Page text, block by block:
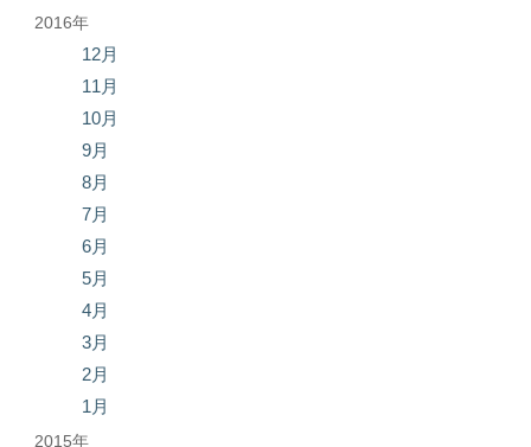
2016年
12月
11月
10月
9月
8月
7月
6月
5月
4月
3月
2月
1月
2015年